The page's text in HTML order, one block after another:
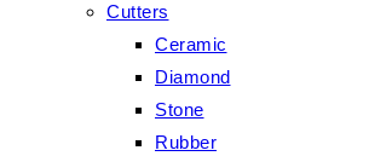
Cutters
Ceramic
Diamond
Stone
Rubber